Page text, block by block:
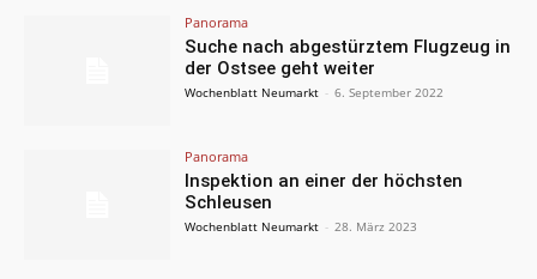
Panorama
Suche nach abgestürztem Flugzeug in
der Ostsee geht weiter
Wochenblatt Neumarkt - 6. September 2022
Panorama
Inspektion an einer der höchsten
Schleusen
Wochenblatt Neumarkt - 28. März 2023